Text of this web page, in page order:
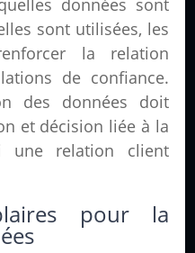
sont utilisées, les
la relation
de confiance.
des données doit
et décision liée à la
une relation client
pour la